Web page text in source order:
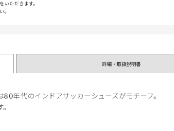
ただきます。
。
詳細・取扱説明書
年代のインドアサッカーシューズがモチーフ。